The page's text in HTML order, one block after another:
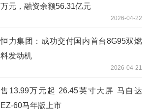
万元，融资余额56.31亿元
2026-04-22
恒力集团：成功交付国内首台8G95双燃
料发动机
2026-04-21
售13.99万元起 26.45英寸大屏 马自达
EZ-60马年版上市